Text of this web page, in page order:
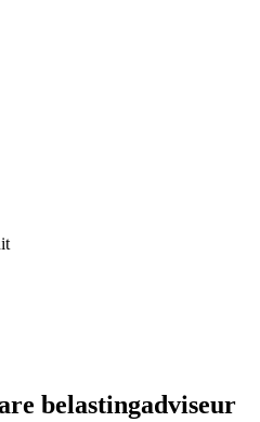
belastingadviseur